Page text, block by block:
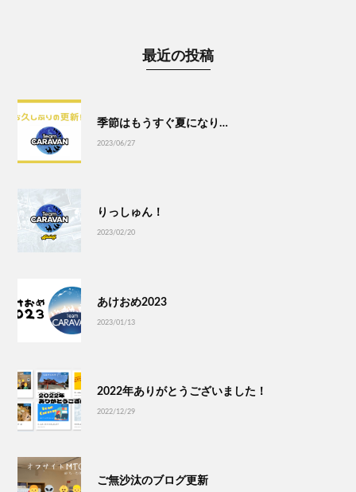
最近の投稿
季節はもうすぐ夏になり…
2023/06/27
りっしゅん！
2023/02/20
あけおめ2023
2023/01/13
2022年ありがとうございました！
2022/12/29
ご無沙汰のブログ更新